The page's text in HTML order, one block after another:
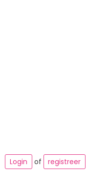
Login
of registreer